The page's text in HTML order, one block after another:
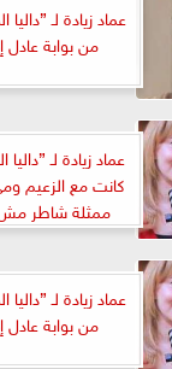
عماد زيادة لـ
من بوابة عادل
عماد زيادة لـ
كانت مع الزعيم
ممثلة شاطر
عماد زيادة لـ
من بوابة عادل